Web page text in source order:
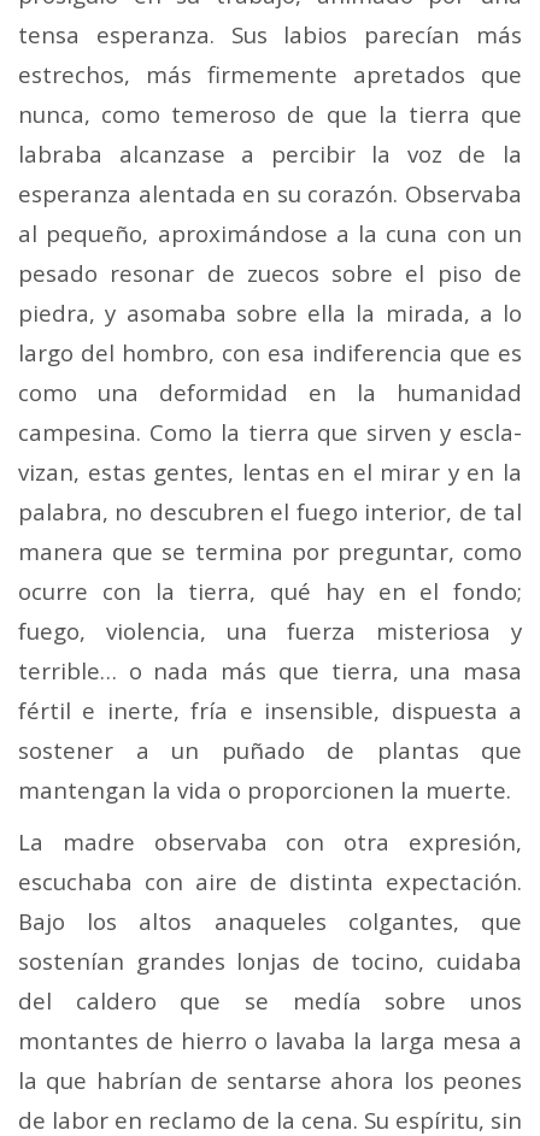
tensa esperanza. Sus labios parecían más
estrechos, más firmemente apretados que
nunca, como temeroso de que la tierra que
labraba al­canzase a percibir la voz de la
esperanza alentada en su corazón. Observaba
al pequeño, aproximándose a la cuna con un
pesado resonar de zuecos sobre el piso de
piedra, y asomaba sobre ella la mirada, a lo
largo del hombro, con esa indiferencia que es
como una deformidad en la humanidad
campesina. Como la tierra que sirven y escla­
vizan, estas gentes, lentas en el mirar y en la
palabra, no descubren el fuego interior, de tal
manera que se termina por preguntar, como
ocurre con la tierra, qué hay en el fondo;
fuego, violencia, una fuerza misteriosa y
terrible… o nada más que tierra, una masa
fértil e inerte, fría e in­sensible, dispuesta a
sostener a un puñado de plantas que
mantengan la vida o proporcionen la muerte.
La madre observaba con otra expresión,
escuchaba con aire de distinta expectación.
Bajo los altos anaqueles col­gantes, que
sostenían grandes lonjas de tocino, cuidaba
del caldero que se medía sobre unos
montantes de hierro o lavaba la larga mesa a
la que habrían de sentarse aho­ra los peones
de labor en reclamo de la cena. Su espíritu, sin